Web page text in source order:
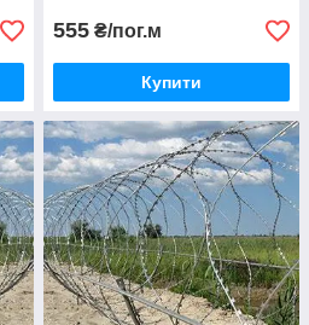
555 ₴/пог.м
Купити